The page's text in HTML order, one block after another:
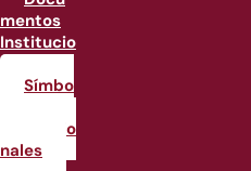
mentos
Institucio
nales
Símbo
institucio
nales